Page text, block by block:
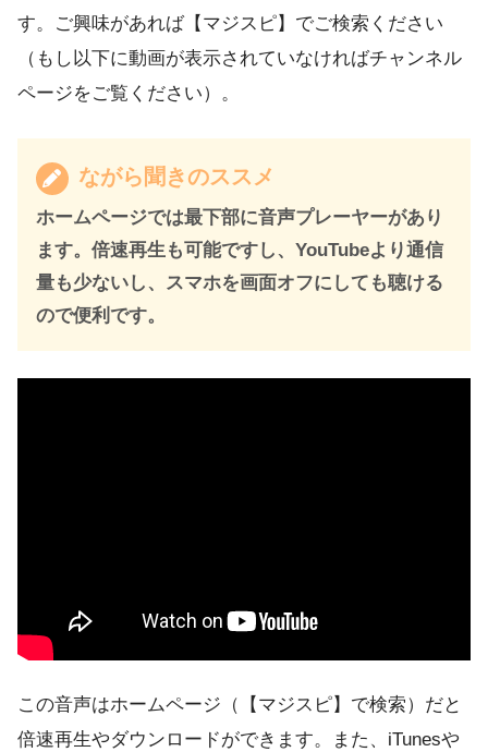
す。ご興味があれば【マジスピ】でご検索ください
（もし以下に動画が表示されていなければチャンネル
ページをご覧ください）。
ながら聞きのススメ
ホームページでは最下部に音声プレーヤーがあり
ます。倍速再生も可能ですし、YouTubeより通信
量も少ないし、スマホを画面オフにしても聴ける
ので便利です。
この音声はホームページ（【マジスピ】で検索）だと
倍速再生やダウンロードができます。また、iTunesや